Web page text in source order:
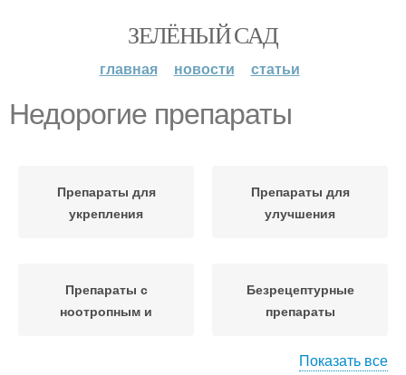
ЗЕЛЁНЫЙ САД
главная новости статьи
Недорогие препараты
Препараты для
укрепления
Препараты для
улучшения
Препараты с
ноотропным и
Безрецептурные
препараты
Показать все